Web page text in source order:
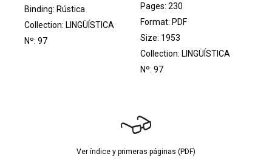
Binding: Rústica
Collection: LINGÜÍSTICA
Nº: 97
Pages: 230
Format: PDF
Size: 1953
Collection:LINGÜÍSTICA
Nº: 97
Ver índice y primeras páginas (PDF)